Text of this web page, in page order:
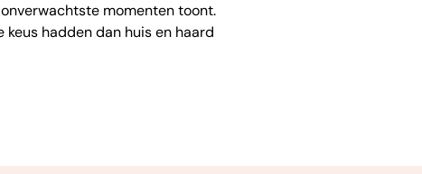
momenten toont.
hadden dan huis en haard